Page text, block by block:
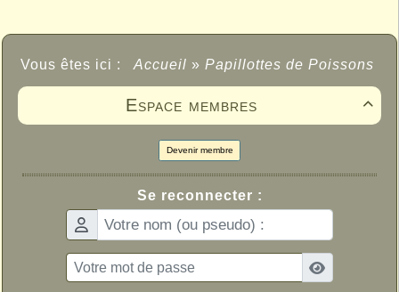
Vous êtes ici : Accueil » Papillottes de Poissons

Espace membres
Devenir membre
Se reconnecter :